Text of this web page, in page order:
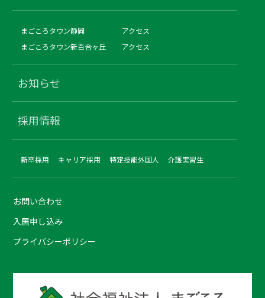
まごころタウン静岡
アクセス
まごころタウン新百合ヶ丘
アクセス
お知らせ
採用情報
新卒採用 キャリア採用 特定技能外国人 介護実習生
お問い合わせ
入居申し込み
プライバシーポリシー